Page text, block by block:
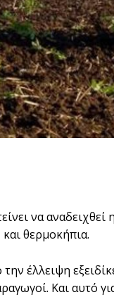
να
θερµοκήπια.
έλλειψη
Και αυτό